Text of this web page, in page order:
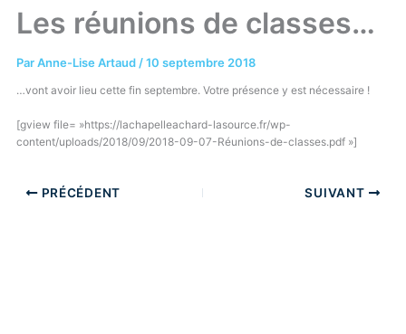
Les réunions de classes…
ParAnne-Lise Artaud /10 septembre 2018
…vont avoir lieu cette fin septembre. Votre présence y est nécessaire !
[gview file= »https://lachapelleachard-lasource.fr/wp-
content/uploads/2018/09/2018-09-07-Réunions-de-classes.pdf »]
PRÉCÉDENT SUIVANT